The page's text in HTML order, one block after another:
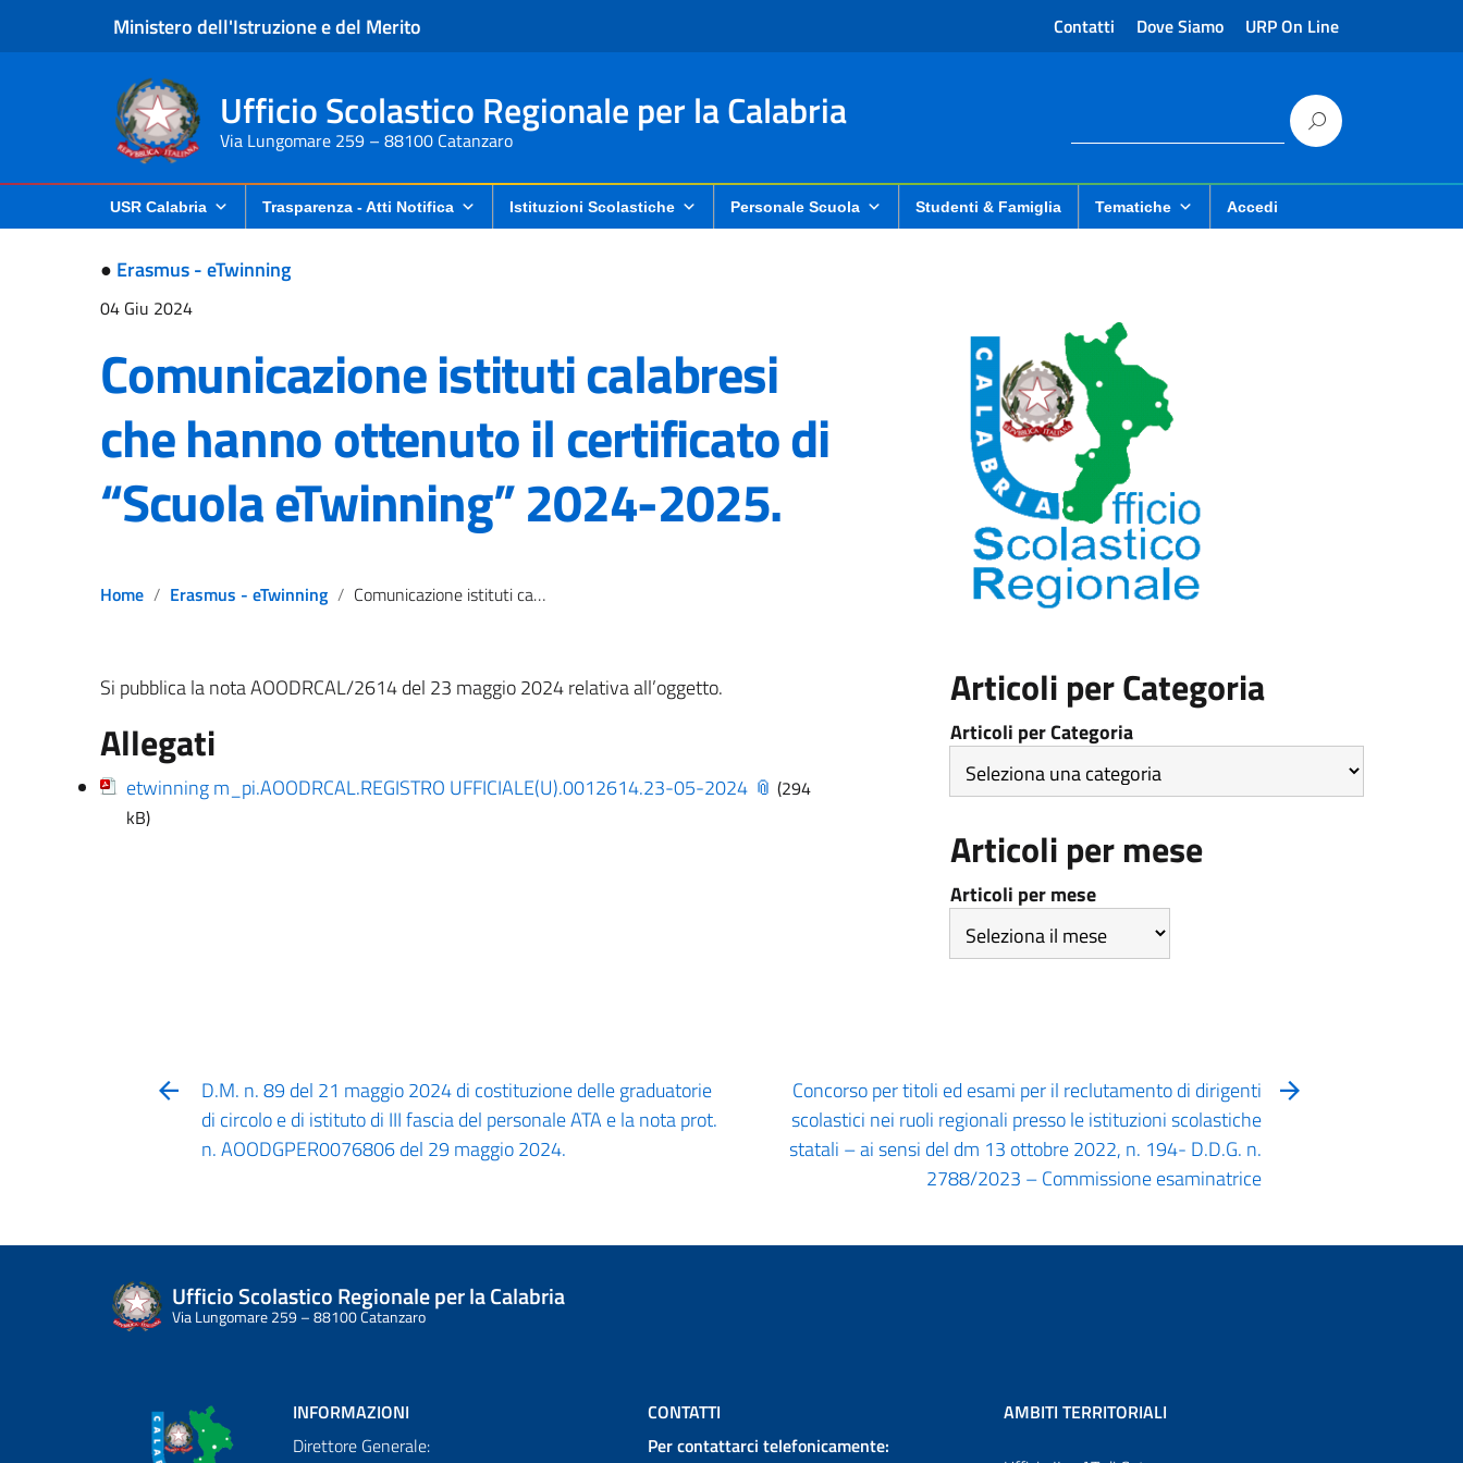
Ministero dell'Istruzione e del Merito Contatti Dove Siamo URP On Line
Ufficio Scolastico Regionale per la Calabria
Via Lungomare 259 – 88100 Catanzaro
USR Calabria Trasparenza - Atti Notifica Istituzioni Scolastiche Personale Scuola Studenti & Famiglia Tematiche Accedi
● Erasmus - eTwinning
04 Giu 2024
Comunicazione istituti calabresi
che hanno ottenuto il certificato di
“Scuola eTwinning” 2024-2025.
Home Erasmus - eTwinning Comunicazione istituti calabresi che hanno ottenuto il certificato di “Scuola eTwinning” 2024-2025.
Si pubblica la nota AOODRCAL/2614 del 23 maggio 2024 relativa all’oggetto.
Allegati
etwinning m_pi.AOODRCAL.REGISTRO UFFICIALE(U).0012614.23-05-2024
(294
kB)
Articoli per Categoria
Articoli per Categoria
Articoli per mese
Articoli per mese
D.M. n. 89 del 21 maggio 2024 di costituzione delle graduatorie
di circolo e di istituto di III fascia del personale ATA e la nota prot.
n. AOODGPER0076806 del 29 maggio 2024.
Concorso per titoli ed esami per il reclutamento di dirigenti
scolastici nei ruoli regionali presso le istituzioni scolastiche
statali – ai sensi del dm 13 ottobre 2022, n. 194- D.D.G. n.
2788/2023 – Commissione esaminatrice
Ufficio Scolastico Regionale per la Calabria
Via Lungomare 259 – 88100 Catanzaro
INFORMAZIONI
Direttore Generale:
CONTATTI
Per contattarci telefonicamente:
AMBITI TERRITORIALI